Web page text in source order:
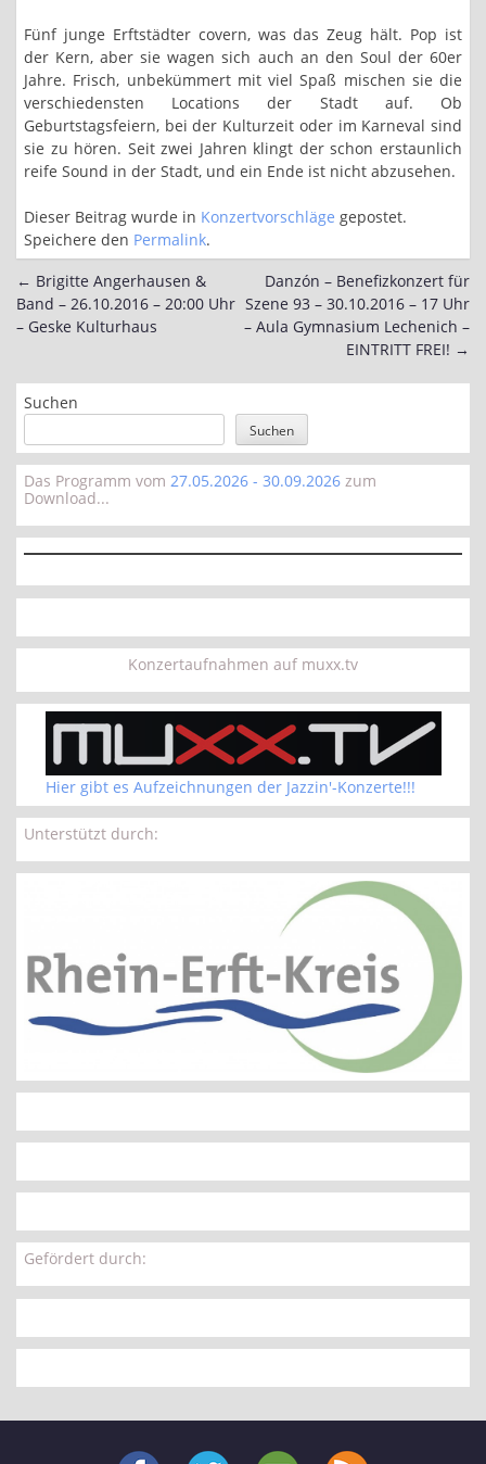
Fünf junge Erftstädter covern, was das Zeug hält. Pop ist
der Kern, aber sie wagen sich auch an den Soul der 60er
Jahre. Frisch, unbekümmert mit viel Spaß mischen sie die
verschiedensten Locations der Stadt auf. Ob
Geburtstagsfeiern, bei der Kulturzeit oder im Karneval sind
sie zu hören. Seit zwei Jahren klingt der schon erstaunlich
reife Sound in der Stadt, und ein Ende ist nicht abzusehen.
Dieser Beitrag wurde in Konzertvorschläge gepostet.
Speichere den Permalink.
Post
navigation
← Brigitte Angerhausen &
Band – 26.10.2016 – 20:00 Uhr
– Geske Kulturhaus
Danzón – Benefizkonzert für
Szene 93 – 30.10.2016 – 17 Uhr
– Aula Gymnasium Lechenich –
EINTRITT FREI! →
Suchen
Suchen
Das Programm vom 27.05.2026 - 30.09.2026 zum
Download...
Konzertaufnahmen auf muxx.tv
Hier gibt es Aufzeichnungen der Jazzin'-Konzerte!!!
Unterstützt durch:
Gefördert durch: